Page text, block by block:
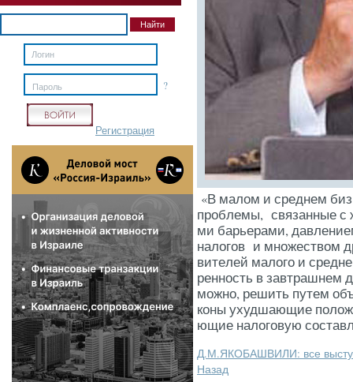
«В ма­лом и сред­нем
проб­ле­мы, свя­зан­ные
ми барь­ера­ми,
на­логов и мно­жес­твом
вите­лей ма­лого и
рен­ность в зав­траш­нем
можно, ре­шить пу­тем
коны ухуд­ша­ющие
ющие на­лого­вую
Д.М.ЯКОБАШВИЛИ: все
Назад
?
Пароль
Регистрация